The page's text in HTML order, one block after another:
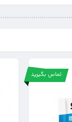
تماس بگیرید